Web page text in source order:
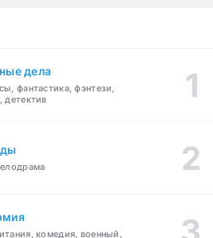
дела
фантастика, фэнтези,
детектив
комедия, военный,